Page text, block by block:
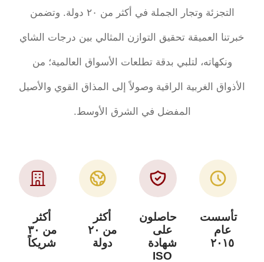
التجزئة وتجار الجملة في أكثر من ٢٠ دولة. وتضمن
تحقيق التوازن المثالي بين درجات الشاي
لتلبي بدقة تطلعات الأسواق العالمية؛ من
الراقية وصولاً إلى المذاق القوي والأصيل
المفضل في الشرق الأوسط.
حاصلون
على
شهادة
أكثر
دولة
أكثر
من ٣٠
شريكاً